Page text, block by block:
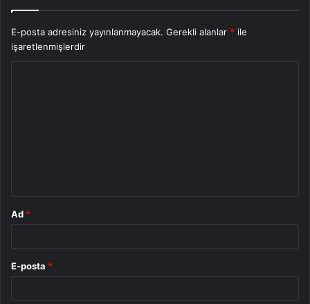
E-posta adresiniz yayınlanmayacak. Gerekli alanlar * ile
işaretlenmişlerdir
Ad *
E-posta *